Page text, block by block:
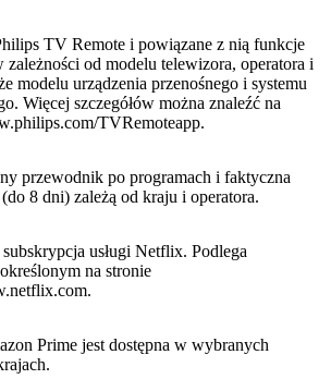
TV Remote i powiązane z nią funkcje
zależności od modelu telewizora, operatora i
modelu urządzenia przenośnego i systemu
Więcej szczegółów można znaleźć na
TVRemoteapp.
przewodnik po programach i faktyczna
8 dni) zależą od kraju i operatora.
usługi Netflix. Podlega
na stronie
Prime jest dostępna w wybranych